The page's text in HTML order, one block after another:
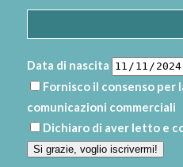
Data di nascita
Fornisco il consenso per
comunicazioni commerciali
Dichiaro di aver letto e
Si grazie, voglio iscrivermi!